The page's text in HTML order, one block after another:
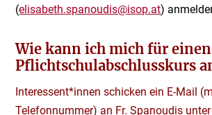
(elisabeth.spanoudis@isop.at)
Wie kann ich mich für einen
Pflichtschulabschlusskurs
Interessent*innen schicken ein E-Mail
Telefonnummer) an Fr. Spanoudis unter